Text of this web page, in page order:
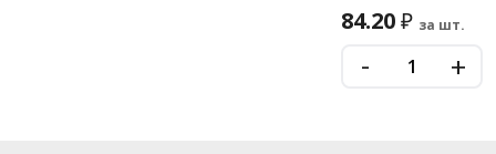
84.20₽ за шт.
- +